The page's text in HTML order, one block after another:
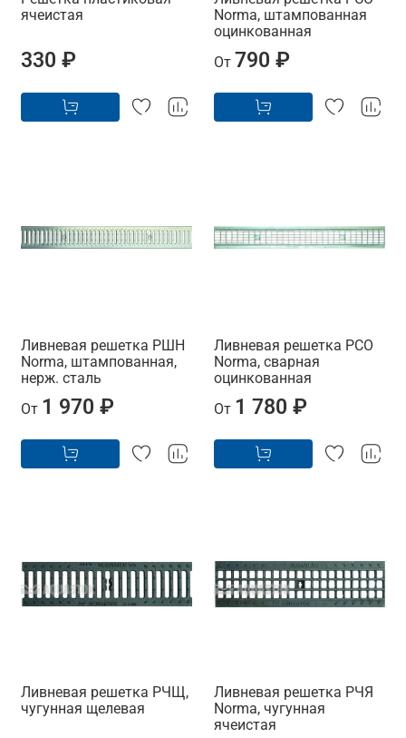
ячеистая
330 ₽
Norma, штампованная
оцинкованная
От 790 ₽
Ливневая решетка РШН
Norma, штампованная,
нерж. сталь
От 1 970 ₽
Ливневая решетка РСО
Norma, сварная
оцинкованная
От 1 780 ₽
Ливневая решетка РЧЩ,
чугунная щелевая
Ливневая решетка РЧЯ
Norma, чугунная
ячеистая